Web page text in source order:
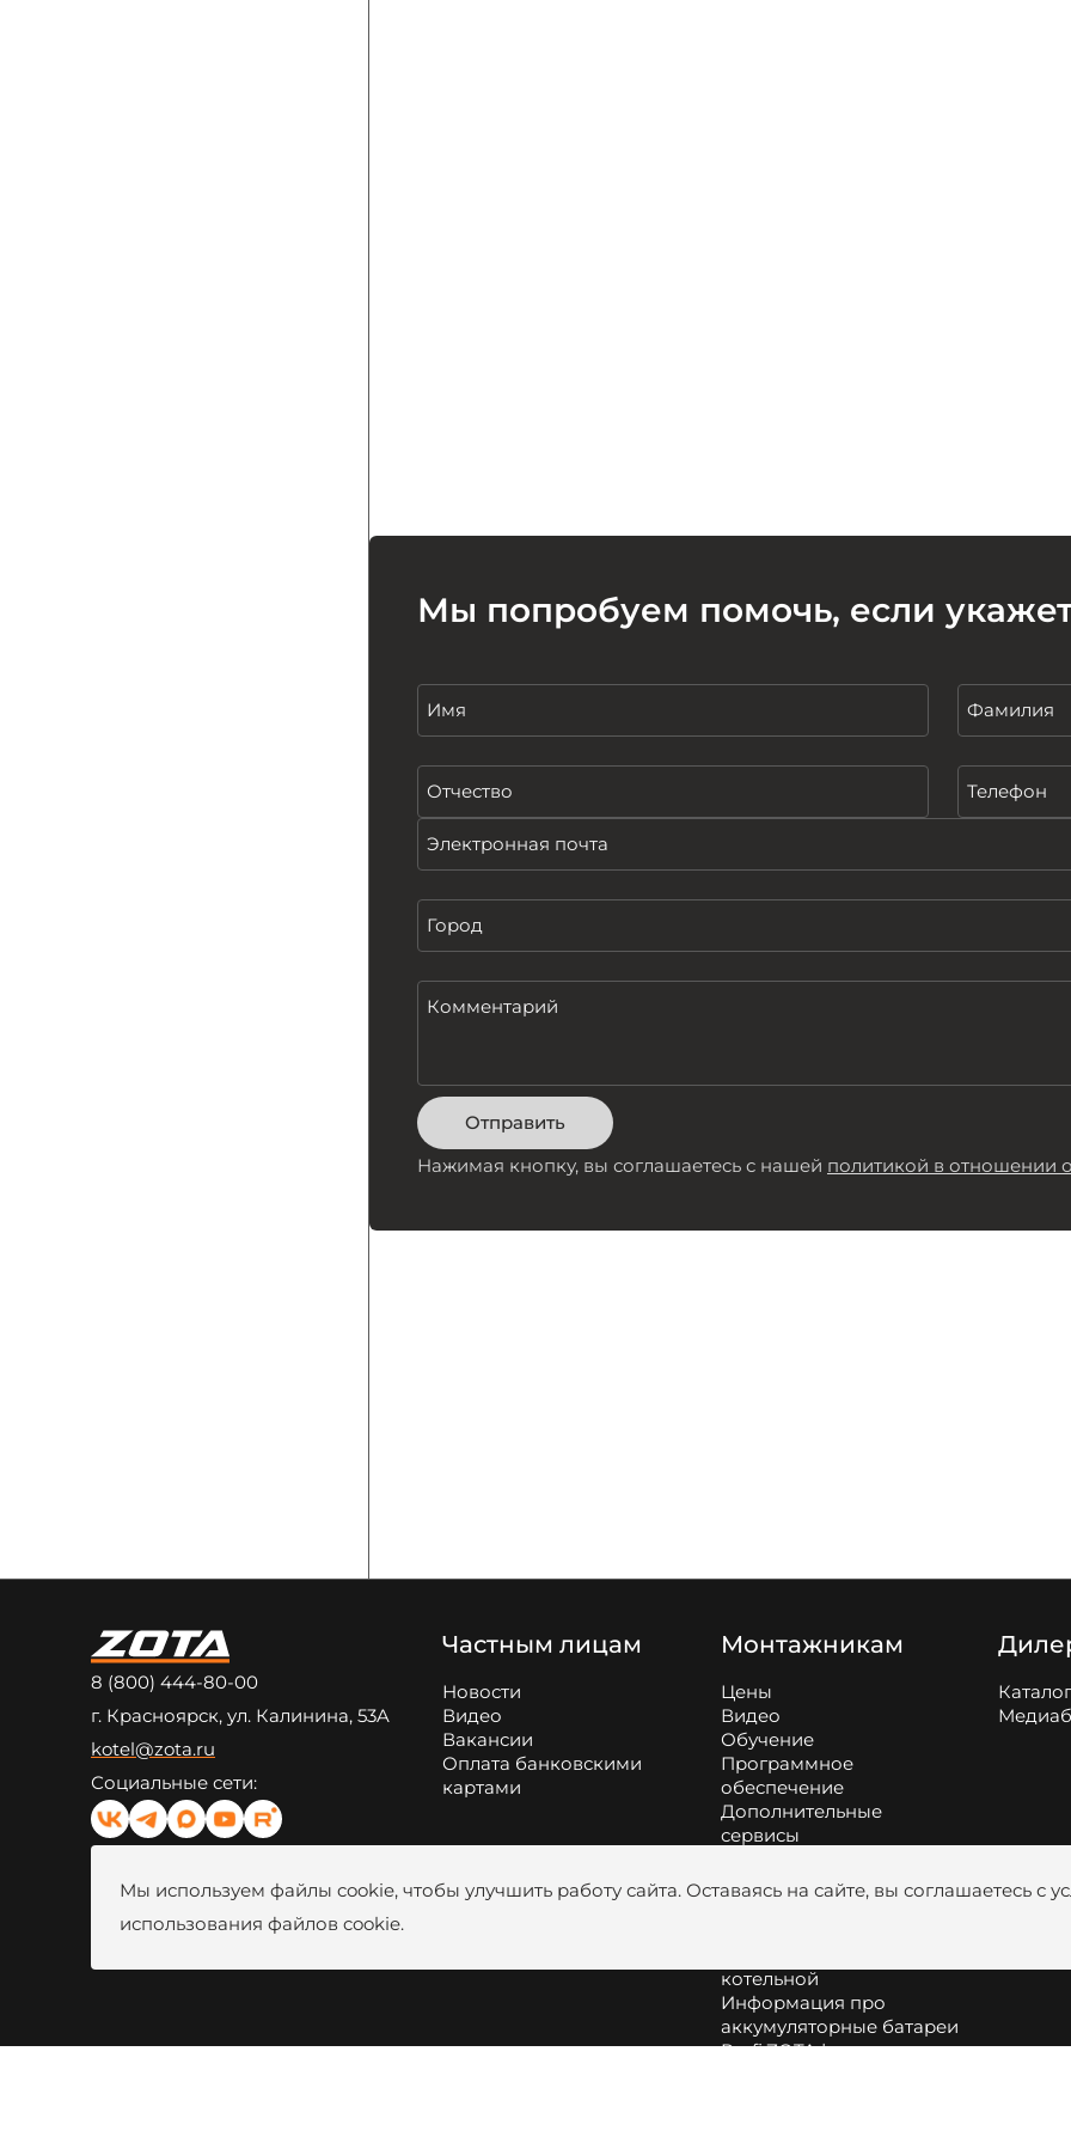
Мы попробуем помочь, если
Отправить
Нажимая кнопку, вы соглашаетесь с нашей политикой в отношении
8 (800) 444-80-00
г. Красноярск, ул. Калинина, 53A
kotel@zota.ru
Социальные сети:
Частным лицам
Новости
Видео
Вакансии
Оплата банковскими
картами
Монтажникам
Цены
Видео
Обучение
Программное
обеспечение
Дополнительные
сервисы
Сборка и обслуживание
котельной
Информация про
аккумуляторные батареи
Profi.ZOTA | вступить в
Мы используем файлы cookie, чтобы улучшить работу сайта. Оставаясь на сайте, вы соглашаетесь с
использования файлов cookie.